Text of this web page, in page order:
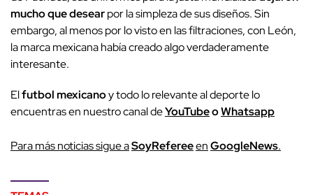
mucho que desearpor la simpleza de sus diseños. Sin
embargo, al menos por lo visto en las filtraciones, con León,
la marca mexicana había creado algo verdaderamente
interesante.
Elfutbol mexicanoy todo lo relevante al deporte lo
encuentras en nuestro canal deYouTubeoWhatsapp
Para más noticias sigue aSoyRefereeenGoogleNews.